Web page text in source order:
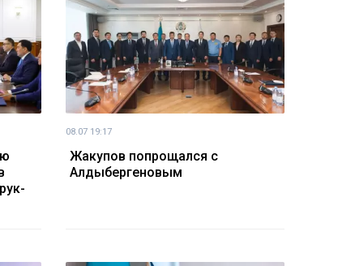
08.07 19:17
Жакупов попрощался с
Алдыбергеновым